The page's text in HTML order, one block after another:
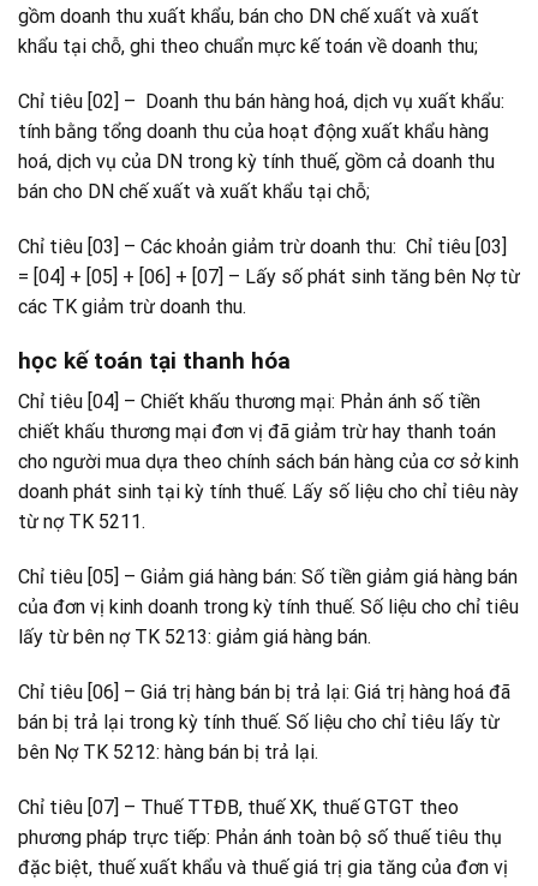
gồm doanh thu xuất khẩu, bán cho DN chế xuất và xuất
khẩu tại chỗ, ghi theo chuẩn mực kế toán về doanh thu;
Chỉ tiêu [02] – Doanh thu bán hàng hoá, dịch vụ xuất khẩu:
tính bằng tổng doanh thu của hoạt động xuất khẩu hàng
hoá, dịch vụ của DN trong kỳ tính thuế, gồm cả doanh thu
bán cho DN chế xuất và xuất khẩu tại chỗ;
Chỉ tiêu [03] – Các khoản giảm trừ doanh thu: Chỉ­ tiêu [03]
= [04] + [05] + [06] + [07] – Lấy số phát sinh tăng bên Nợ từ
các TK giảm trừ doanh thu.
học kế toán tại thanh hóa
Chỉ tiêu [04] – Chiết khấu thương mại: Phản ánh số tiền
chiết khấu thương mại đơn vị đã giảm trừ hay thanh toán
cho người mua dựa theo chính sách bán hàng của cơ sở kinh
doanh phát sinh tại kỳ tính thuế. Lấy số liệu cho chỉ tiêu này
từ nợ TK 5211.
Chỉ tiêu [05] – Giảm giá hàng bán: Số tiền giảm giá hàng bán
của đơn vị kinh doanh trong kỳ tính thuế. Số liệu cho chỉ tiêu
lấy từ bên nợ TK 5213: giảm giá hàng bán.
Chỉ tiêu [06] – Giá trị hàng bán bị trả lại: Giá trị hàng hoá đã
bán bị trả lại trong kỳ tính thuế. Số liệu cho chỉ tiêu lấy từ
bên Nợ TK 5212: hàng bán bị trả lại.
Chỉ tiêu [07] – Thuế TTĐB, thuế XK, thuế GTGT theo
phương pháp trực tiếp: Phản ánh toàn bộ số thuế tiêu thụ
đặc biệt, thuế xuất khẩu và thuế giá trị gia tăng của đơn vị